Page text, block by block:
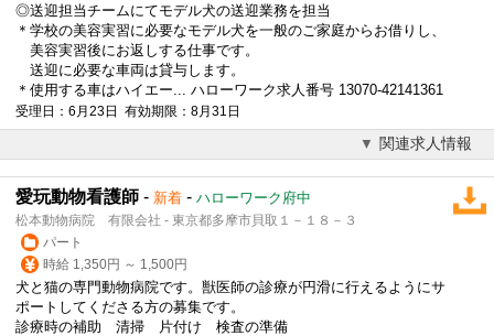
◎送迎担当チームにてモデル犬の送迎業務を担当
＊学校の美容実習に必要なモデル犬を一般のご家庭からお借りし、
美容実習後にお返しする仕事です。
送迎に必要な車両は貸与します。
＊使用する車はハイエー... ハローワーク求人番号 13070-42141361
受理日：6月23日 有効期限：8月31日
関連求人情報
愛玩動物看護師 - 新着 - ハローワーク府中
松本動物病院 有限会社 - 東京都多摩市貝取１－１８－３
パート
時給 1,350円 ～ 1,500円
犬と猫の専門動物病院です。獣医師の診療が円滑に行えるようにサ
ポートしてくださる方の募集です。
診療時の補助 清掃 片付け 検査の準備